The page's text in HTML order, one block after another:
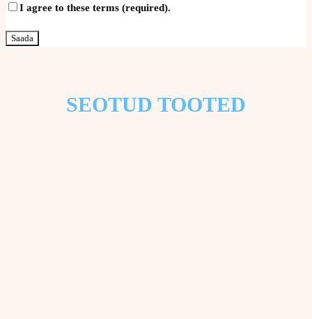
I agree to these terms (required).
SEOTUD TOOTED